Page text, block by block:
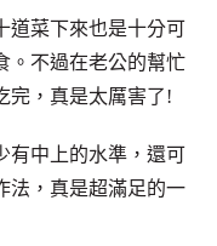
道菜下來也是十分可
。不過在老公的幫忙
完，真是太厲害了!
有中上的水準，還可
法，真是超滿足的一